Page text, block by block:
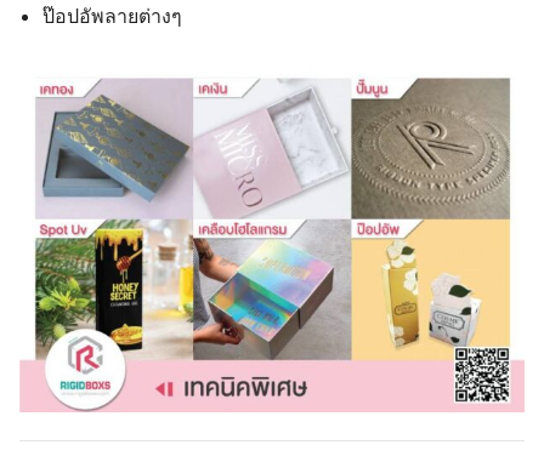
ป๊อปอัพลายต่างๆ